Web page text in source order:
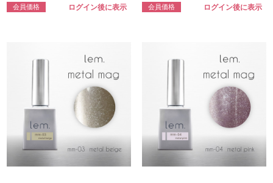
会員価格 ログイン後に表示 会員価格 ログイン後に表示